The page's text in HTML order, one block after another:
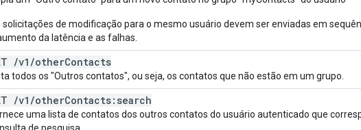
solicitações de modificação para o mesmo usuário devem ser enviadas em
da latência e as falhas.
/v1 /otherContacts
todos os "Outros contatos", ou seja, os contatos que não estão em um grupo.
/v1 /otherContacts:search
uma lista de contatos dos outros contatos do usuário autenticado que